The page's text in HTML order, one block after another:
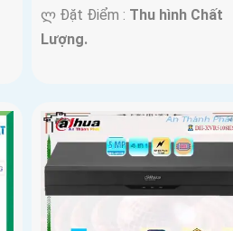
️ლ Đặt Điểm : Thu hình Chất
Lượng.